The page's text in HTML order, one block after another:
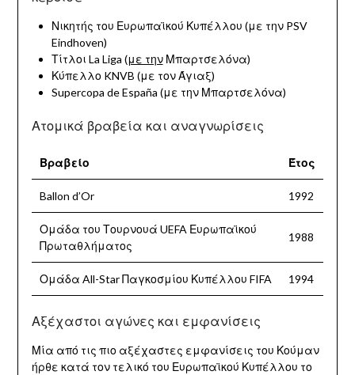
Νικητής του Ευρωπαϊκού Κυπέλλου (με την PSV
Eindhoven)
Τίτλοι La Liga (με τηνΜπαρτσελόνα)
Κύπελλο KNVB (με τον Άγιαξ)
Supercopa de España (με την Μπαρτσελόνα)
Ατομικά βραβεία και αναγνωρίσεις
Βραβείο Έτος
Ballon d’Or 1992
Ομάδα του Τουρνουά UEFA Ευρωπαϊκού
Πρωταθλήματος
1988
Ομάδα All-Star Παγκοσμίου Κυπέλλου FIFA 1994
Αξέχαστοι αγώνες και εμφανίσεις
Μία από τις πιο αξέχαστες εμφανίσεις του Κούμαν
ήρθε κατά τον τελικό του Ευρωπαϊκού Κυπέλλου το